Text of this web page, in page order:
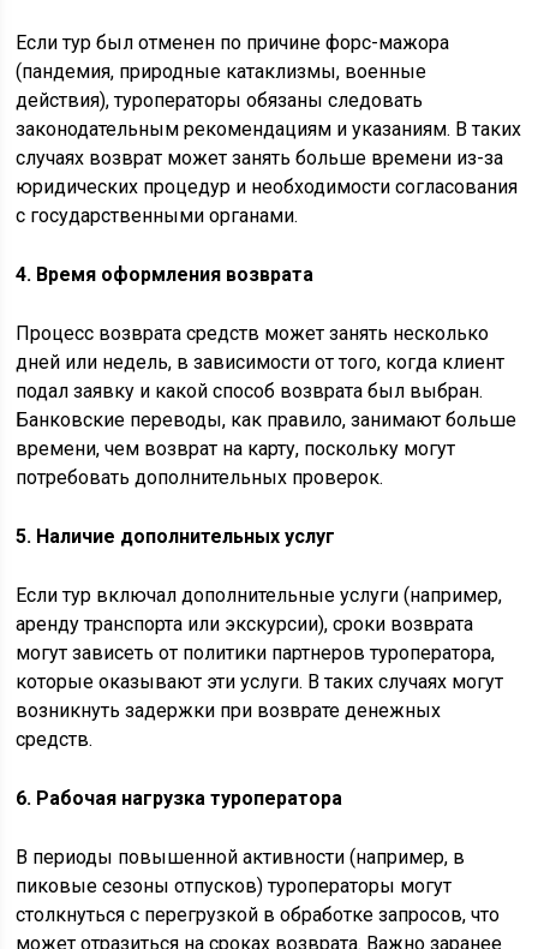
Если тур был отменен по причине форс-мажора
(пандемия, природные катаклизмы, военные
действия), туроператоры обязаны следовать
законодательным рекомендациям и указаниям. В таких
случаях возврат может занять больше времени из-за
юридических процедур и необходимости согласования
с государственными органами.
4. Время оформления возврата
Процесс возврата средств может занять несколько
дней или недель, в зависимости от того, когда клиент
подал заявку и какой способ возврата был выбран.
Банковские переводы, как правило, занимают больше
времени, чем возврат на карту, поскольку могут
потребовать дополнительных проверок.
5. Наличие дополнительных услуг
Если тур включал дополнительные услуги (например,
аренду транспорта или экскурсии), сроки возврата
могут зависеть от политики партнеров туроператора,
которые оказывают эти услуги. В таких случаях могут
возникнуть задержки при возврате денежных
средств.
6. Рабочая нагрузка туроператора
В периоды повышенной активности (например, в
пиковые сезоны отпусков) туроператоры могут
столкнуться с перегрузкой в обработке запросов, что
может отразиться на сроках возврата. Важно заранее